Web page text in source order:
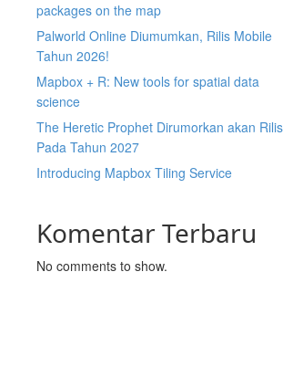
packages on the map
Palworld Online Diumumkan, Rilis Mobile
Tahun 2026!
Mapbox + R: New tools for spatial data
science
The Heretic Prophet Dirumorkan akan Rilis
Pada Tahun 2027
Introducing Mapbox Tiling Service
Komentar Terbaru
No comments to show.